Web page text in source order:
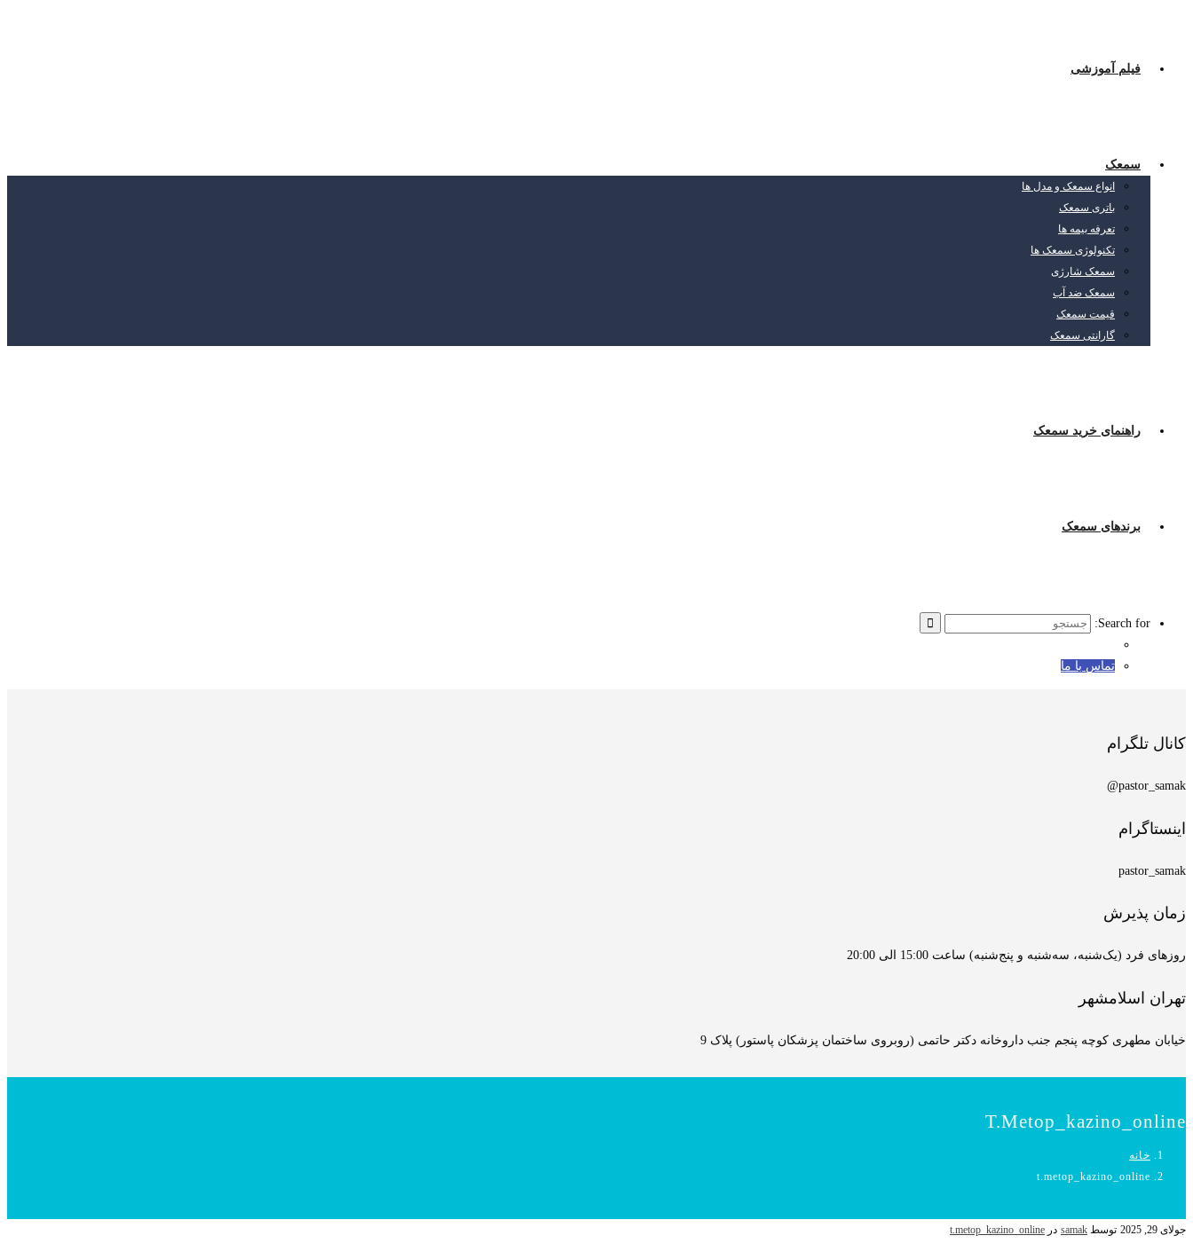
فیلم آموزشی
سمعک
انواع سمعک و مدل ها
باتری سمعک
تعرفه بیمه ها
تکنولوژی سمعک ها
سمعک شارژی
سمعک ضد آب
قیمت سمعک
گارانتی سمعک
راهنمای خرید سمعک
برندهای سمعک
Search for:
تماس با ما
کانال تلگرام
pastor_samak@
اینستاگرام
pastor_samak
زمان پذیرش
روزهای فرد (یک‌شنبه، سه‌شنبه و پنج‌شنبه) ساعت 15:00 الی 20:00
تهران اسلامشهر
خیابان مطهری کوچه پنجم جنب داروخانه دکتر حاتمی (روبروی ساختمان پزشکان پاستور) پلاک 9
T.metop_kazino_online
خانه
t.metop_kazino_online
جولای 29, 2025 توسط samak در t.metop_kazino_online